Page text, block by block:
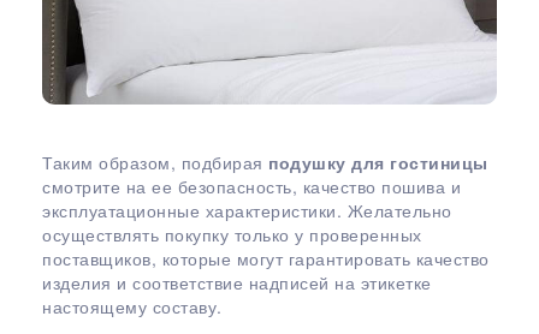
Таким образом, подбирая подушку для гостиницы
смотрите на ее безопасность, качество пошива и
эксплуатационные характеристики. Желательно
осуществлять покупку только у проверенных
поставщиков, которые могут гарантировать качество
изделия и соответствие надписей на этикетке
настоящему составу.